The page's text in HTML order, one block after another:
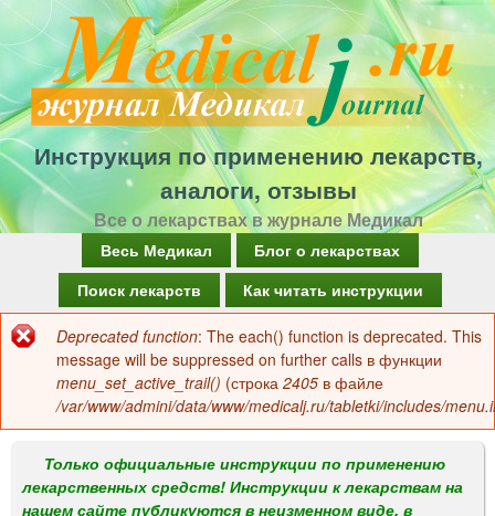
Перейти
к
основному
содержанию
Инструкция по применению лекарств,
аналоги, отзывы
Все о лекарствах в журнале Медикал
а
в
о
м
Весь Медикал
Блог о лекарствах
Поиск лекарств
Как читать инструкции
Сообщение
об
ошибке
Deprecated function: The each() function is deprecated. This
message will be suppressed on further calls в функции
menu_set_active_trail() (строка 2405 в файле
/var/www/admini/data/www/medicalj.ru/tabletki/includes/
Только официальные инструкции по применению
лекарственных средств! Инструкции к лекарствам на
нашем сайте публикуются в неизменном виде, в